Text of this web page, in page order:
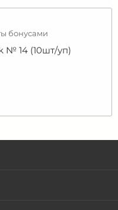
бонусами
№ 14 (10шт/уп)